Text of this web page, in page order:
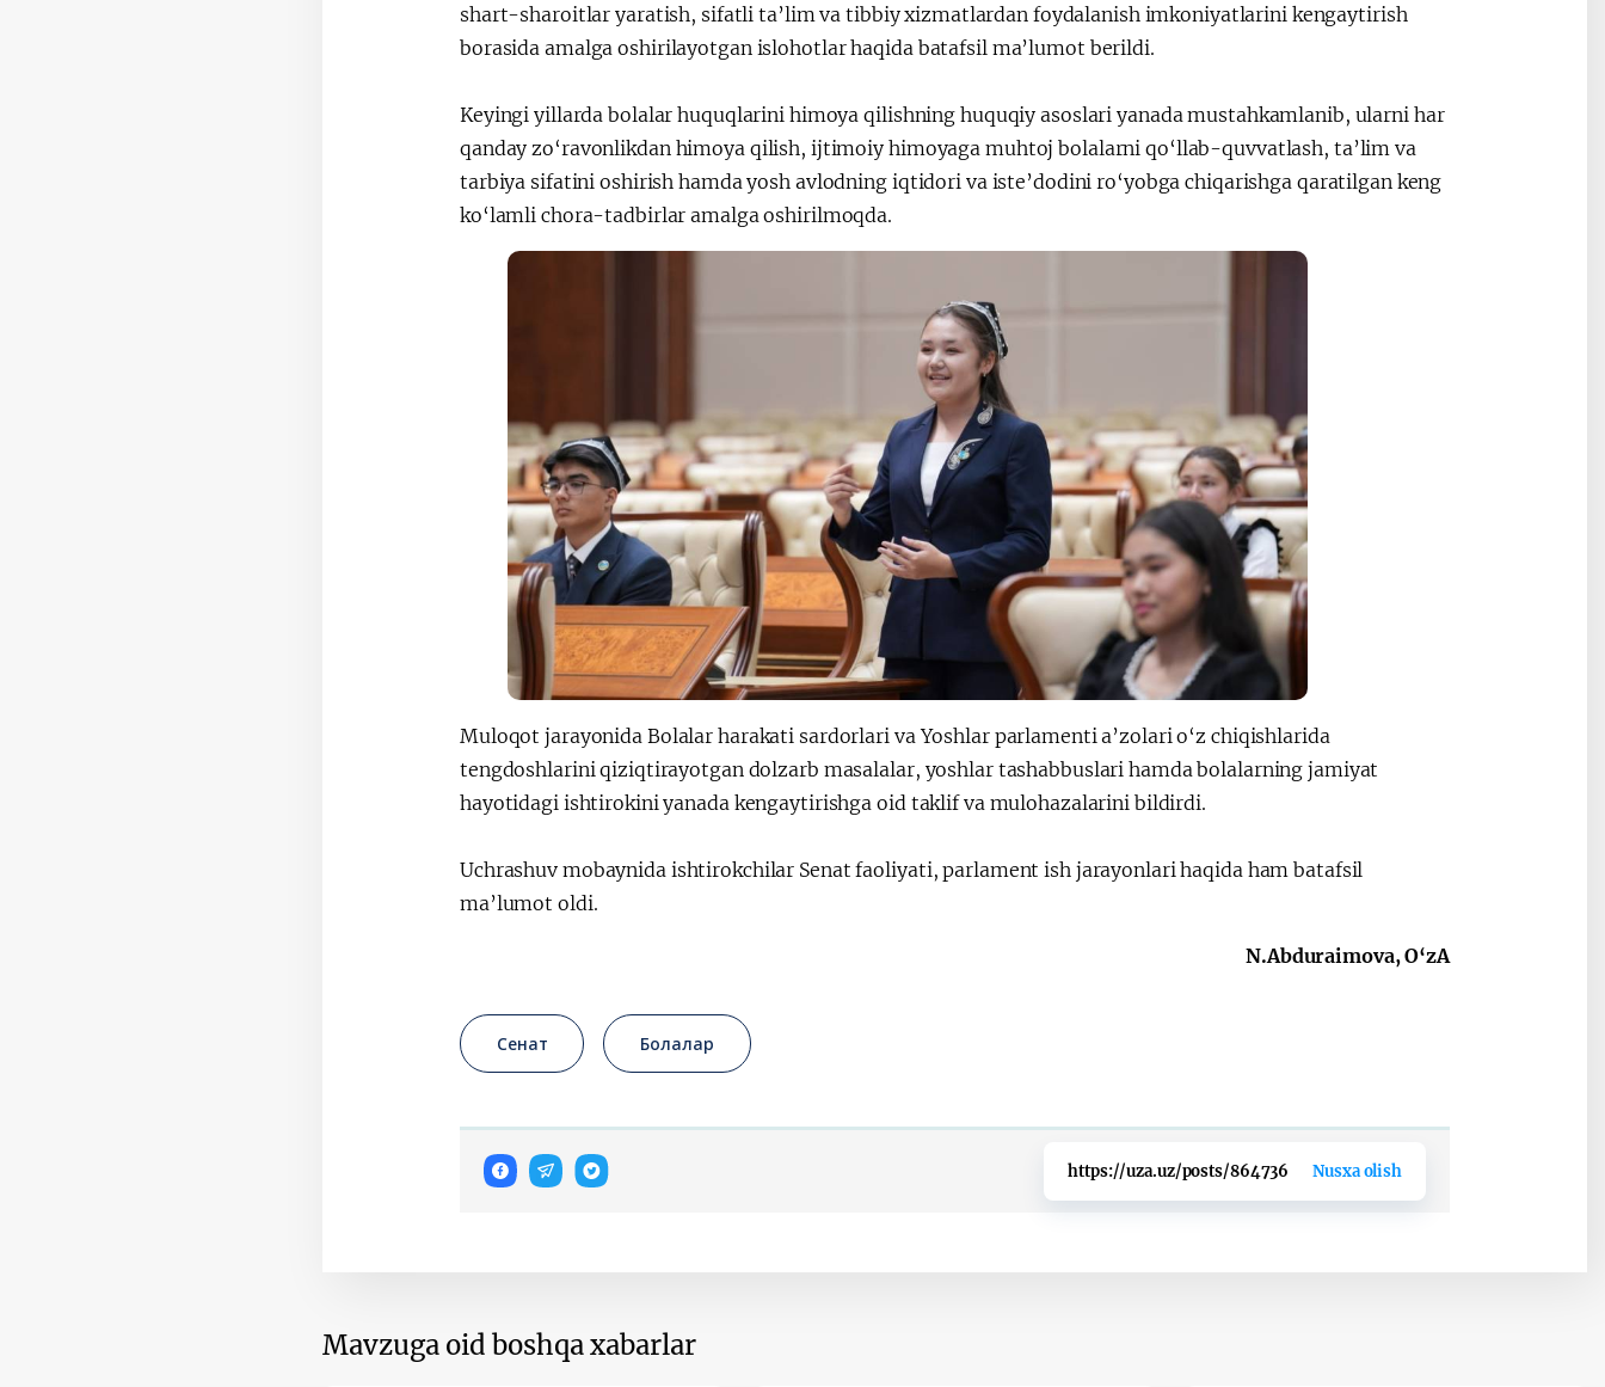
shart-sharoitlar yaratish, sifatli ta’lim va tibbiy xizmatlardan foydalanish imkoniyatlarini kengaytirish
borasida amalga oshirilayotgan islohotlar haqida batafsil ma’lumot berildi.
Keyingi yillarda bolalar huquqlarini himoya qilishning huquqiy asoslari yanada mustahkamlanib, ularni har
qanday zo‘ravonlikdan himoya qilish, ijtimoiy himoyaga muhtoj bolalarni qo‘llab-quvvatlash, ta’lim va
tarbiya sifatini oshirish hamda yosh avlodning iqtidori va iste’dodini ro‘yobga chiqarishga qaratilgan keng
ko‘lamli chora-tadbirlar amalga oshirilmoqda.
Muloqot jarayonida Bolalar harakati sardorlari va Yoshlar parlamenti a’zolari o‘z chiqishlarida
tengdoshlarini qiziqtirayotgan dolzarb masalalar, yoshlar tashabbuslari hamda bolalarning jamiyat
hayotidagi ishtirokini yanada kengaytirishga oid taklif va mulohazalarini bildirdi.
Uchrashuv mobaynida ishtirokchilar Senat faoliyati, parlament ish jarayonlari haqida ham batafsil
ma’lumot oldi.
N.Abduraimova, O‘zA
Сенат Болалар
https://uza.uz/posts/864736 Nusxa olish
Mavzuga oid boshqa xabarlar